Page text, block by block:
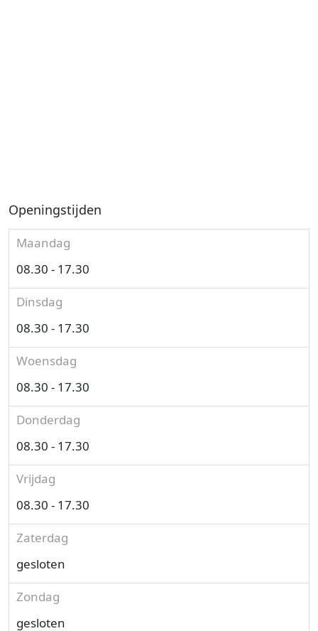
Openingstijden
Maandag
08.30 - 17.30
Dinsdag
08.30 - 17.30
Woensdag
08.30 - 17.30
Donderdag
08.30 - 17.30
Vrijdag
08.30 - 17.30
Zaterdag
gesloten
Zondag
gesloten